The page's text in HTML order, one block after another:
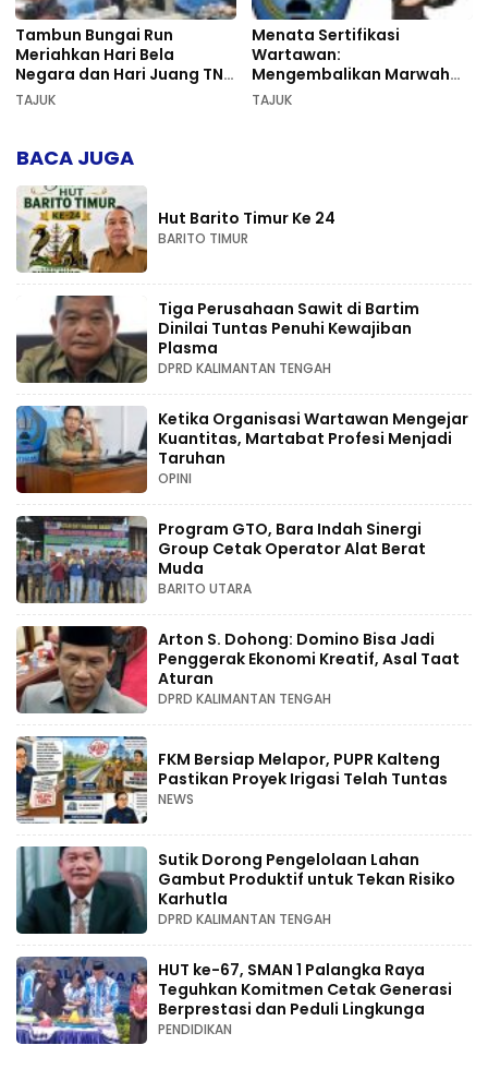
Tambun Bungai Run
Meriahkan Hari Bela
Negara dan Hari Juang TNI
AD di Palangka Raya
TAJUK
Menata Sertifikasi
Wartawan:
Mengembalikan Marwah
Pers dan Keadilan
TAJUK
BACA JUGA
Hut Barito Timur Ke 24
BARITO TIMUR
Tiga Perusahaan Sawit di Bartim
Dinilai Tuntas Penuhi Kewajiban
Plasma
DPRD KALIMANTAN TENGAH
Ketika Organisasi Wartawan Mengejar
Kuantitas, Martabat Profesi Menjadi
Taruhan
OPINI
Program GTO, Bara Indah Sinergi
Group Cetak Operator Alat Berat
Muda
BARITO UTARA
Arton S. Dohong: Domino Bisa Jadi
Penggerak Ekonomi Kreatif, Asal Taat
Aturan
DPRD KALIMANTAN TENGAH
FKM Bersiap Melapor, PUPR Kalteng
Pastikan Proyek Irigasi Telah Tuntas
NEWS
Sutik Dorong Pengelolaan Lahan
Gambut Produktif untuk Tekan Risiko
Karhutla
DPRD KALIMANTAN TENGAH
HUT ke-67, SMAN 1 Palangka Raya
Teguhkan Komitmen Cetak Generasi
Berprestasi dan Peduli Lingkunga
PENDIDIKAN